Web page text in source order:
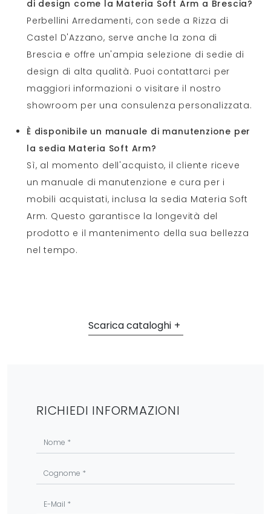
di design come la Materia Soft Arm a Brescia?
Perbellini Arredamenti, con sede a Rizza di
Castel D'Azzano, serve anche la zona di
Brescia e offre un'ampia selezione di sedie di
design di alta qualità. Puoi contattarci per
maggiori informazioni o visitare il nostro
showroom per una consulenza personalizzata.
È disponibile un manuale di manutenzione per
la sedia Materia Soft Arm?
Sì, al momento dell'acquisto, il cliente riceve
un manuale di manutenzione e cura per i
mobili acquistati, inclusa la sedia Materia Soft
Arm. Questo garantisce la longevità del
prodotto e il mantenimento della sua bellezza
nel tempo.
Scarica cataloghi
RICHIEDI INFORMAZIONI